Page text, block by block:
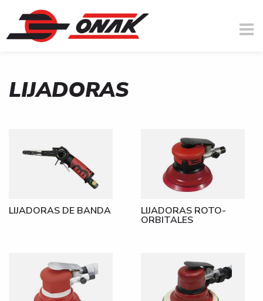
Pasar al contenido principal
Usted está aquí
LIJADORAS
LIJADORAS DE BANDA LIJADORAS ROTO-
ORBITALES